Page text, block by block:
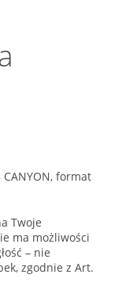
format
Twoje
ma możliwości
– nie
zgodnie z Art.